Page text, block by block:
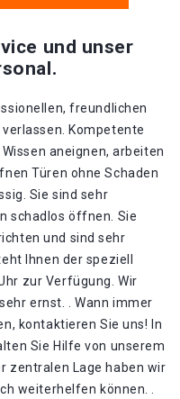
und unser
freundlichen
Kompetente
aneignen, arbeiten
Türen ohne Schaden
Sie sind sehr
schadlos öffnen. Sie
und sind sehr
Ihnen der speziell
zur Verfügung. Wir
ernst. . Wann immer
kontaktieren Sie uns! In
Sie Hilfe von unserem
zentralen Lage haben wir
weiterhelfen können. .